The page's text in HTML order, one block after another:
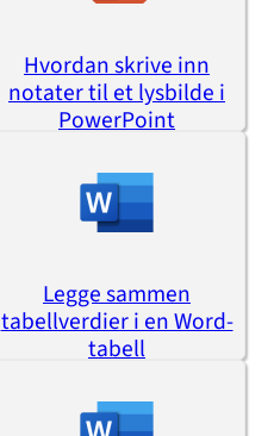
Hvordan skrive inn
notater til et lysbilde i
PowerPoint
Legge sammen
tabellverdier i en Word-
tabell